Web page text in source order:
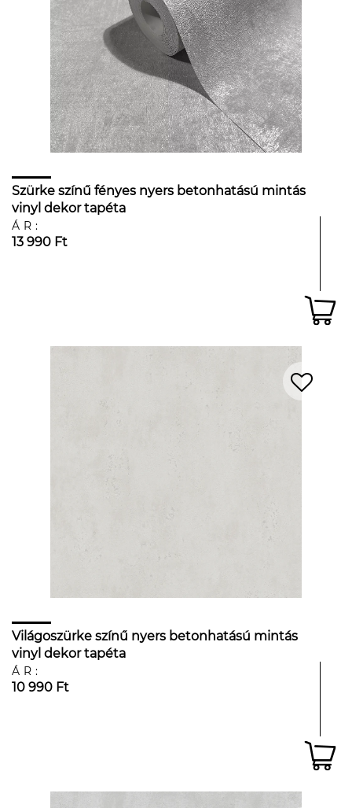
Szürke színű fényes nyers betonhatású mintás
vinyl dekor tapéta
ÁR:
13 990 Ft
Világoszürke színű nyers betonhatású mintás
vinyl dekor tapéta
ÁR:
10 990 Ft